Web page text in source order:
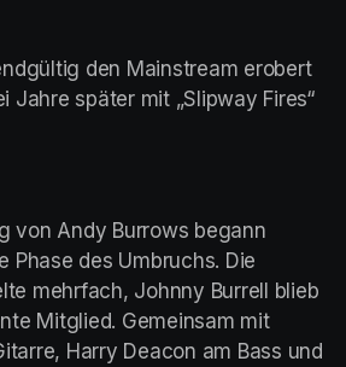
den Mainstream erobert
Jahre später mit „Slipway Fires“
von Andy Burrows begann
Phase des Umbruchs. Die
mehrfach, Johnny Burrell blieb
Mitglied. Gemeinsam mit
Harry Deacon am Bass und